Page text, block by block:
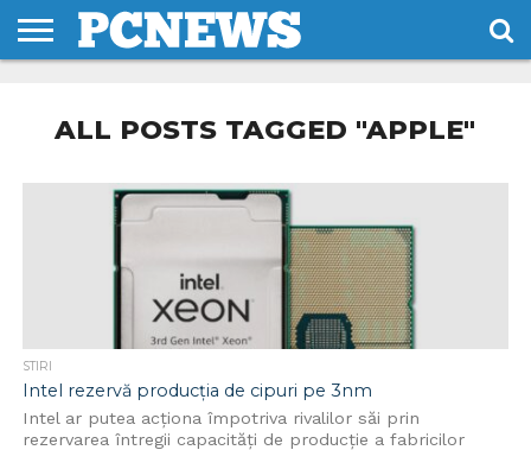
NOI
CONDITII
ALL POSTS TAGGED "APPLE"
STIRI
Intel rezervă producția de cipuri pe 3nm
Intel ar putea acționa împotriva rivalilor săi prin
rezervarea întregii capacități de producție a fabricilor